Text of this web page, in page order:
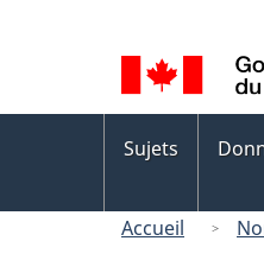
de
la
langue
des
Sujets
Accueil